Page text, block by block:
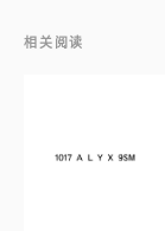
相关阅读